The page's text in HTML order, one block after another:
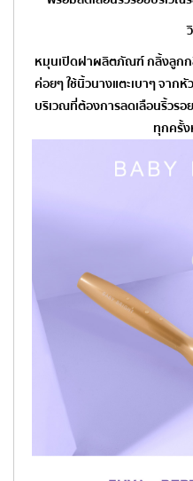
หมุนเปิดฝาผลิตภัณฑ์ กลิ้งลูกก
ค่อยๆ ใช้นิ้วนางแตะเบาๆ จาก
บริเวณที่ต้องการลดเลือนริ้วร
ทุกครั้ง